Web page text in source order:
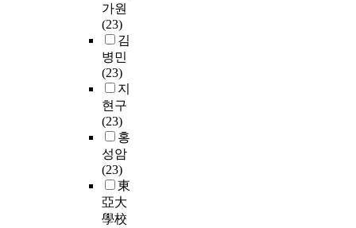
가원
(23)
김
병민
(23)
지
현구
(23)
홍
성암
(23)
東
亞大
學校